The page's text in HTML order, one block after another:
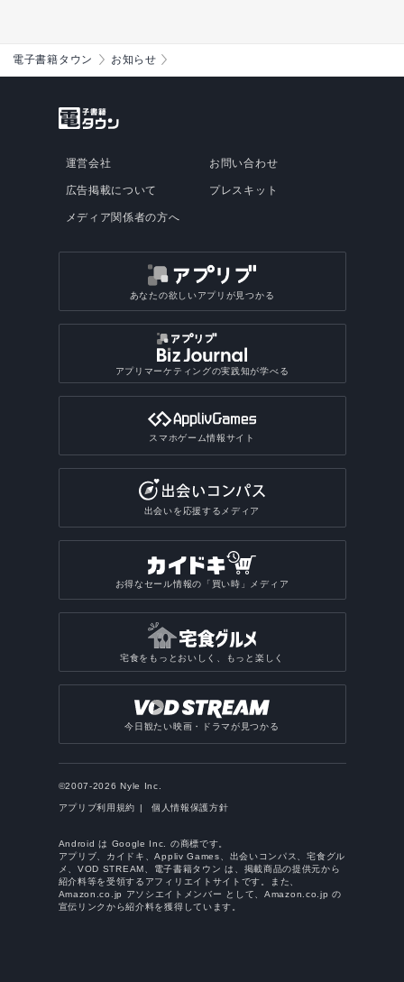
電子書籍タウン お知らせ
運営会社
広告掲載について
メディア関係者の方へ
お問い合わせ
プレスキット
あなたの欲しいアプリが見つかる
アプリマーケティングの実践知が学べる
スマホゲーム情報サイト
出会いを応援するメディア
お得なセール情報の「買い時」メディア
宅食をもっとおいしく、もっと楽しく
今日観たい映画・ドラマが見つかる
©2007-2026 Nyle Inc.
アプリブ利用規約 個人情報保護方針
Android は Google Inc. の商標です。
アプリブ、カイドキ、Appliv Games、出会いコンパス、宅食グル
メ、VOD STREAM、電子書籍タウン は、掲載商品の提供元から
紹介料等を受領するアフィリエイトサイトです。また、
Amazon.co.jp アソシエイトメンバー として、Amazon.co.jp の
宣伝リンクから紹介料を獲得しています。